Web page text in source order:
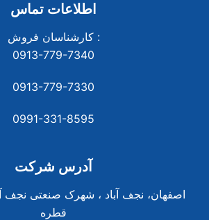
اطلاعات تماس
کارشناسان فروش :
0913-779-7340
0913-779-7330
0991-331-8595
آدرس شرکت
اصفهان، نجف آباد ، شهرک صنعتی نجف
قطره